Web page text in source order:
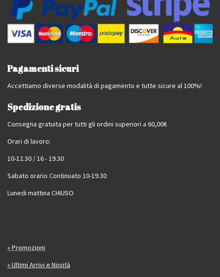
Pagamenti sicuri
Accettiamo diverse modalità di pagamento e tutte sicure al 100%!
Spedizione gratis
Consegna gratuita per tutti gli ordini superiori a 60,00€
Orari di lavoro:
10-12.30 / 16 - 19.30
Sabato orario Continuato 10-19.30
Lunedi mattina CHIUSO
» Promozioni
» Ultimi Arrivi e Novità